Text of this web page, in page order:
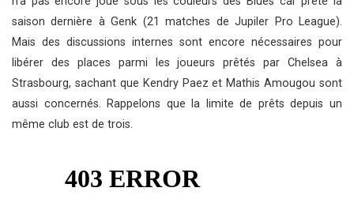
saison dernière à Genk (21 matches de Jupiler Pro League).
Mais des discussions internes sont encore nécessaires pour
libérer des places parmi les joueurs prêtés par Chelsea à
Strasbourg, sachant que Kendry Paez et Mathis Amougou sont
aussi concernés. Rappelons que la limite de prêts depuis un
même club est de trois.